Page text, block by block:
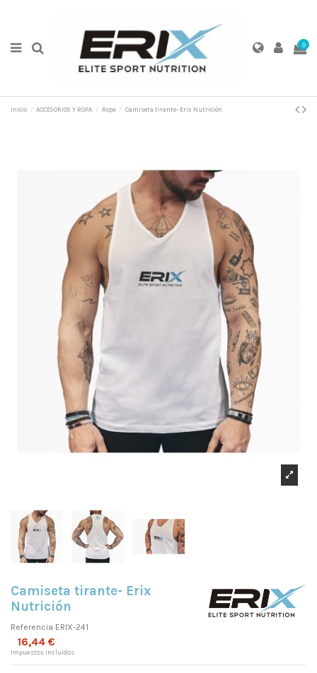
0
Inicio ACCESORIOS Y ROPA Ropa Camiseta tirante- Erix Nutrición
Camiseta tirante- Erix
Nutrición
Referencia ERIX-241
16,44 €
Impuestos incluidos